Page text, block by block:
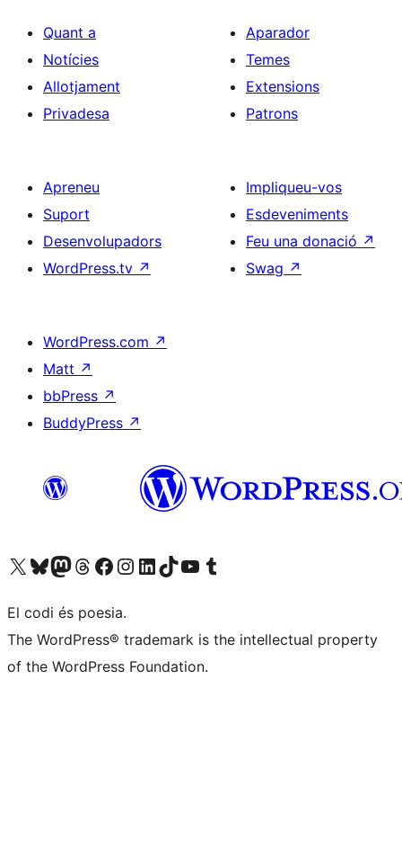
Quant a
Notícies
Allotjament
Privadesa
Aparador
Temes
Extensions
Patrons
Apreneu
Suport
Desenvolupadors
WordPress.tv ↗
Impliqueu-vos
Esdeveniments
Feu una donació ↗
Swag ↗
WordPress.com ↗
Matt ↗
bbPress ↗
BuddyPress ↗
Visiteu el nostre compte X (abans Twitter)
Visiteu el nostre compte de Bluesky
Visiteu el nostre compte al Mastodon
Visiteu el nostre compte de Threads
Visiteu la nostra pàgina al Facebook
Visiteu el nostre compte d'Instagram
Visiteu el nostre compte de LinkedIn
Visiteu el nostre compte de TikTok
Visiteu el nostre canal al YouTube
Visiteu el nostre compte de Tumblr
El codi és poesia.
The WordPress® trademark is the intellectual property
of the WordPress Foundation.